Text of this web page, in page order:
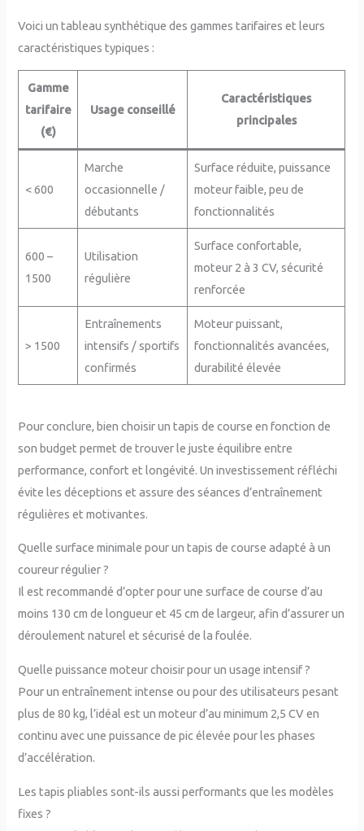
Voici un tableau synthétique des gammes tarifaires et leurs
caractéristiques typiques :
Gamme
tarifaire
(€)
Usage conseillé
Caractéristiques
principales
< 600
Marche
occasionnelle /
débutants
Surface réduite, puissance
moteur faible, peu de
fonctionnalités
600 –
1500
Utilisation
régulière
Surface confortable,
moteur 2 à 3 CV, sécurité
renforcée
> 1500
Entraînements
intensifs / sportifs
confirmés
Moteur puissant,
fonctionnalités avancées,
durabilité élevée
Pour conclure, bien choisir un tapis de course en fonction de
son budget permet de trouver le juste équilibre entre
performance, confort et longévité. Un investissement réfléchi
évite les déceptions et assure des séances d’entraînement
régulières et motivantes.
Quelle surface minimale pour un tapis de course adapté à un
coureur régulier ?
Il est recommandé d’opter pour une surface de course d’au
moins 130 cm de longueur et 45 cm de largeur, afin d’assurer un
déroulement naturel et sécurisé de la foulée.
Quelle puissance moteur choisir pour un usage intensif ?
Pour un entraînement intense ou pour des utilisateurs pesant
plus de 80 kg, l’idéal est un moteur d’au minimum 2,5 CV en
continu avec une puissance de pic élevée pour les phases
d’accélération.
Les tapis pliables sont-ils aussi performants que les modèles
fixes ?